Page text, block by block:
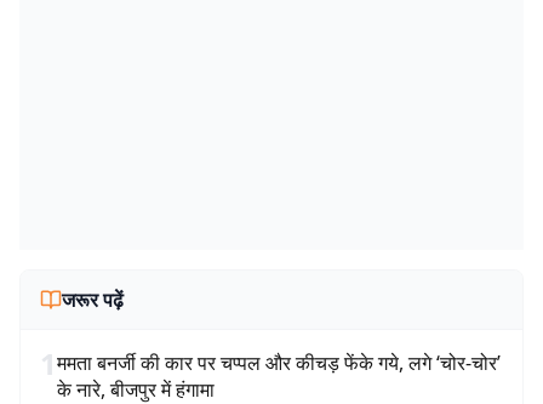
जरूर पढ़ें
1ममता बनर्जी की कार पर चप्पल और कीचड़ फेंके गये, लगे ‘चोर-चोर’
के नारे, बीजपुर में हंगामा